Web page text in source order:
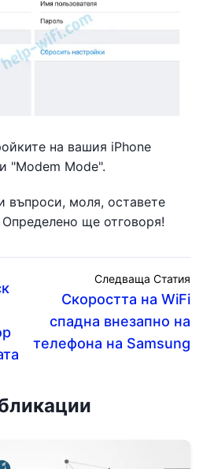
на вашия iPhone
"Modem Mode".
въпроси, моля, оставете
ще отговоря!
Следваща Статия
Скоростта на WiFi
спадна внезапно на
телефона на Samsung